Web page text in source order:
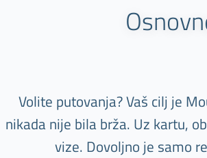
Volite putovanja? Vaš cilj je
nikada nije bila brža. Uz kartu,
vize. Dovoljno je samo